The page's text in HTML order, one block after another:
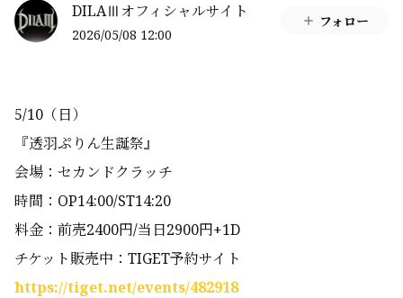
DILAⅢオフィシャルサイト
2026/05/08 12:00
フォロー
5/10（日）
『透羽ぷりん生誕祭』
会場：セカンドクラッチ
時間：OP14:00/ST14:20
料金：前売2400円/当日2900円+1D
チケット販売中：TIGET予約サイト
https://tiget.net/events/482918